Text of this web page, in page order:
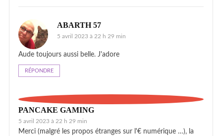
ABARTH 57
5 avril 2023 à 22 h 29 min
Aude toujours aussi belle. J'adore
RÉPONDRE
PANCAKE GAMING
5 avril 2023 à 22 h 29 min
Merci (malgré les propos étranges sur l'€ numérique …), la